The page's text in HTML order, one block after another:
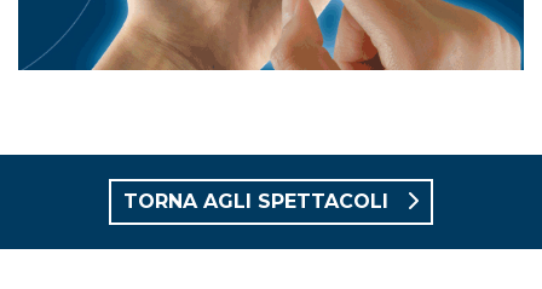
TORNA AGLI SPETTACOLI